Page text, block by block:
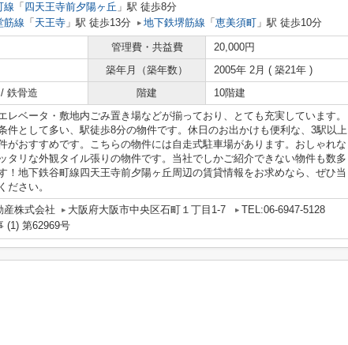
線 「 四天王寺前夕陽ヶ丘 」駅 徒歩8分
筋線 「 天王寺 」駅 徒歩13分 地下鉄堺筋線 「 恵美須町 」駅 徒歩10分
管理費・共益費
20,000円
築年月（築年数）
2005年 2月 ( 築21年 )
鉄骨造 階建 10階建
レベータ・敷地内ごみ置き場などが揃っており、とても充実しています。
件として多い、駅徒歩8分の物件です。休日のお出かけも便利な、3駅以上
がおすすめです。こちらの物件には自走式駐車場があります。おしゃれな
タリな外観タイル張りの物件です。当社でしかご紹介できない物件も数多
！地下鉄谷町線四天王寺前夕陽ヶ丘周辺の賃貸情報をお求めなら、ぜひ当
ださい。
産株式会社 大阪府大阪市中央区石町１丁目1-7
TEL:06-6947-5128
(1) 第62969号